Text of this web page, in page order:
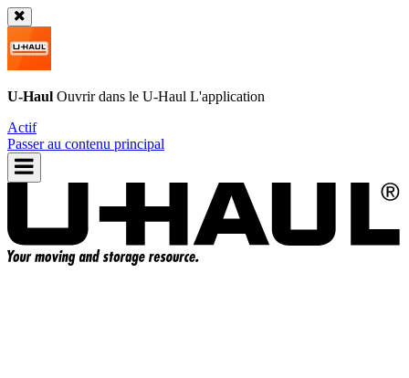
U-Haul Ouvrir dans le U-Haul L'application
Actif
Passer au contenu principal